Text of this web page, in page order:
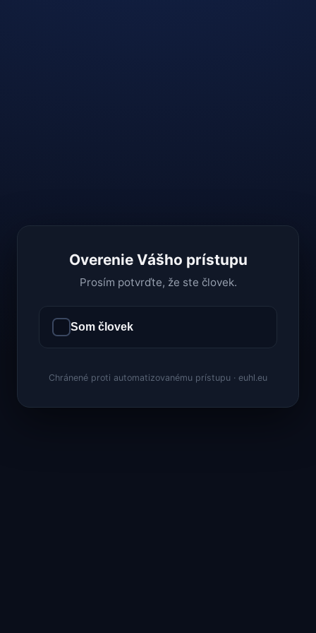
Overenie Vášho prístupu
Prosím potvrďte, že ste človek.
Som človek
Chránené proti automatizovanému prístupu · euhl.eu